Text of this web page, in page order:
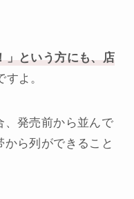
」という方にも、店
すよ。
、発売前から並んで
ら列ができること